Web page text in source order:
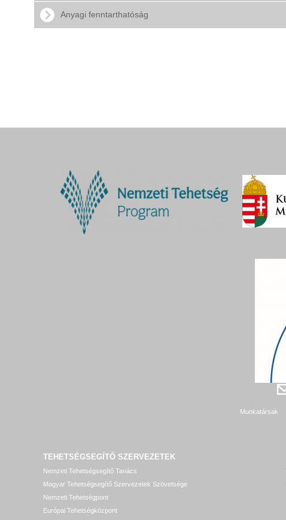
Anyagi fenntarthatóság
Munkatársak
TEHETSÉGSEGÍTŐ SZERVEZETEK
Nemzeti Tehetségsegítő Tanács
Magyar Tehetségsegítő Szervezetek Szövetsége
Nemzeti Tehetségpont
Európai Tehetségközpont